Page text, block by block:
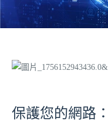
保護您的網路